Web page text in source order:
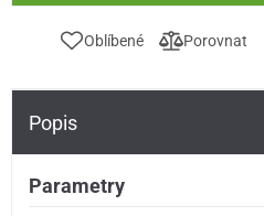
Oblíbené Porovnat
Popis
Parametry